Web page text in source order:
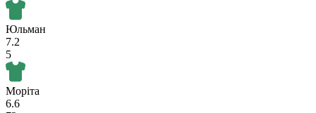
Юльман
7.2
5
Моріта
6.6